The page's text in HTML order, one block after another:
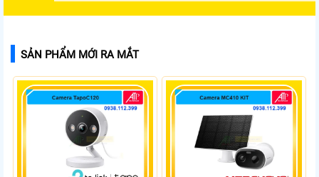
SẢN PHẨM MỚI RA MẮT